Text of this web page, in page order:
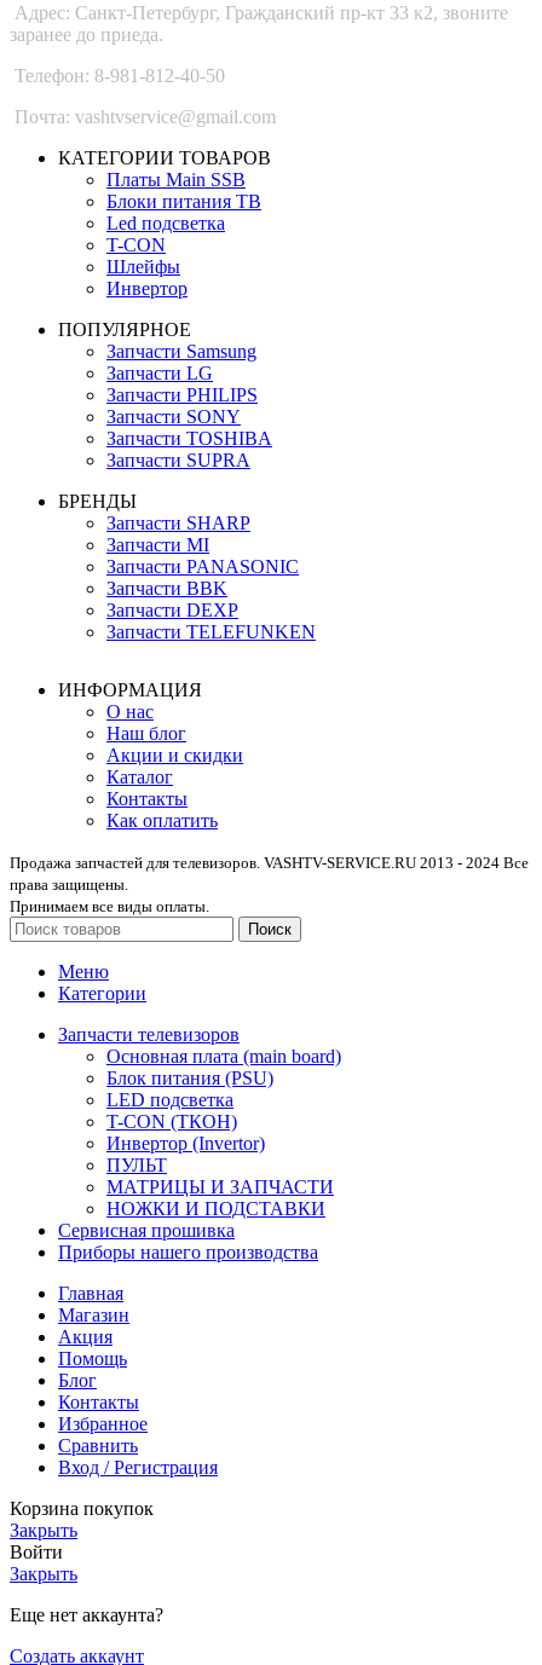
Адрес: Санкт-Петербург, Гражданский пр-кт 33 к2, звоните
заранее до приеда.
Телефон: 8-981-812-40-50
Почта: vashtvservice@gmail.com
КАТЕГОРИИ ТОВАРОВ
Платы Main SSB
Блоки питания ТВ
Led подсветка
T-CON
Шлейфы
Инвертор
ПОПУЛЯРНОЕ
Запчасти Samsung
Запчасти LG
Запчасти PHILIPS
Запчасти SONY
Запчасти TOSHIBA
Запчасти SUPRA
БРЕНДЫ
Запчасти SHARP
Запчасти MI
Запчасти PANASONIC
Запчасти BBK
Запчасти DEXP
Запчасти TELEFUNKEN
ИНФОРМАЦИЯ
О нас
Наш блог
Акции и скидки
Каталог
Контакты
Как оплатить
Продажа запчастей для телевизоров. VASHTV-SERVICE.RU 2013 - 2024 Все
права защищены.
Принимаем все виды оплаты.
Поиск
Меню
Категории
Запчасти телевизоров
Основная плата (main board)
Блок питания (PSU)
LED подсветка
T-CON (ТКОН)
Инвертор (Invertor)
ПУЛЬТ
МАТРИЦЫ И ЗАПЧАСТИ
НОЖКИ И ПОДСТАВКИ
Сервисная прошивка
Приборы нашего производства
Главная
Магазин
Акция
Помощь
Блог
Контакты
Избранное
Сравнить
Вход / Регистрация
Корзина покупок
Закрыть
Войти
Закрыть
Еще нет аккаунта?
Создать аккаунт